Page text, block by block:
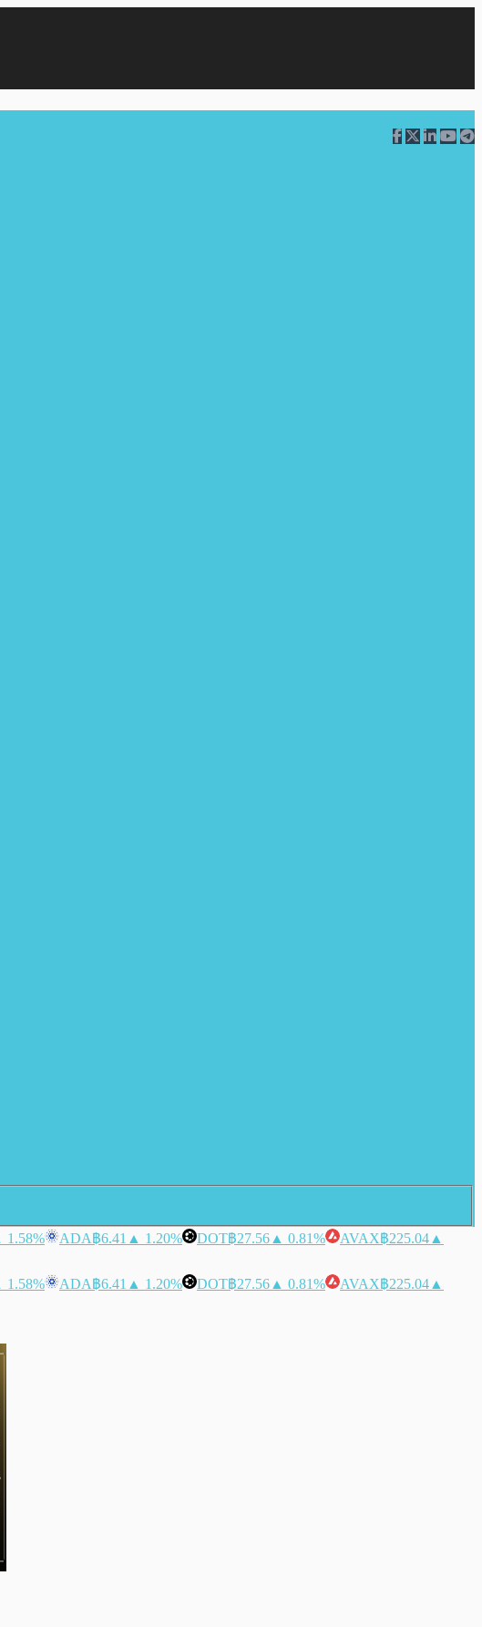
1.58% ADA฿6.41 ▲ 1.20% DOT฿27.56 ▲ 0.81% AVAX฿225.04 ▲
1.58% ADA฿6.41 ▲ 1.20% DOT฿27.56 ▲ 0.81% AVAX฿225.04 ▲